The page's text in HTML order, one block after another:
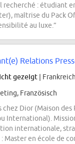
recherché : étudiant
maîtrise du Pack
au luxe.”
gezeigt | Frankreich
Französisch
chez Dior (Maison
International).
internationale,
Master en école de